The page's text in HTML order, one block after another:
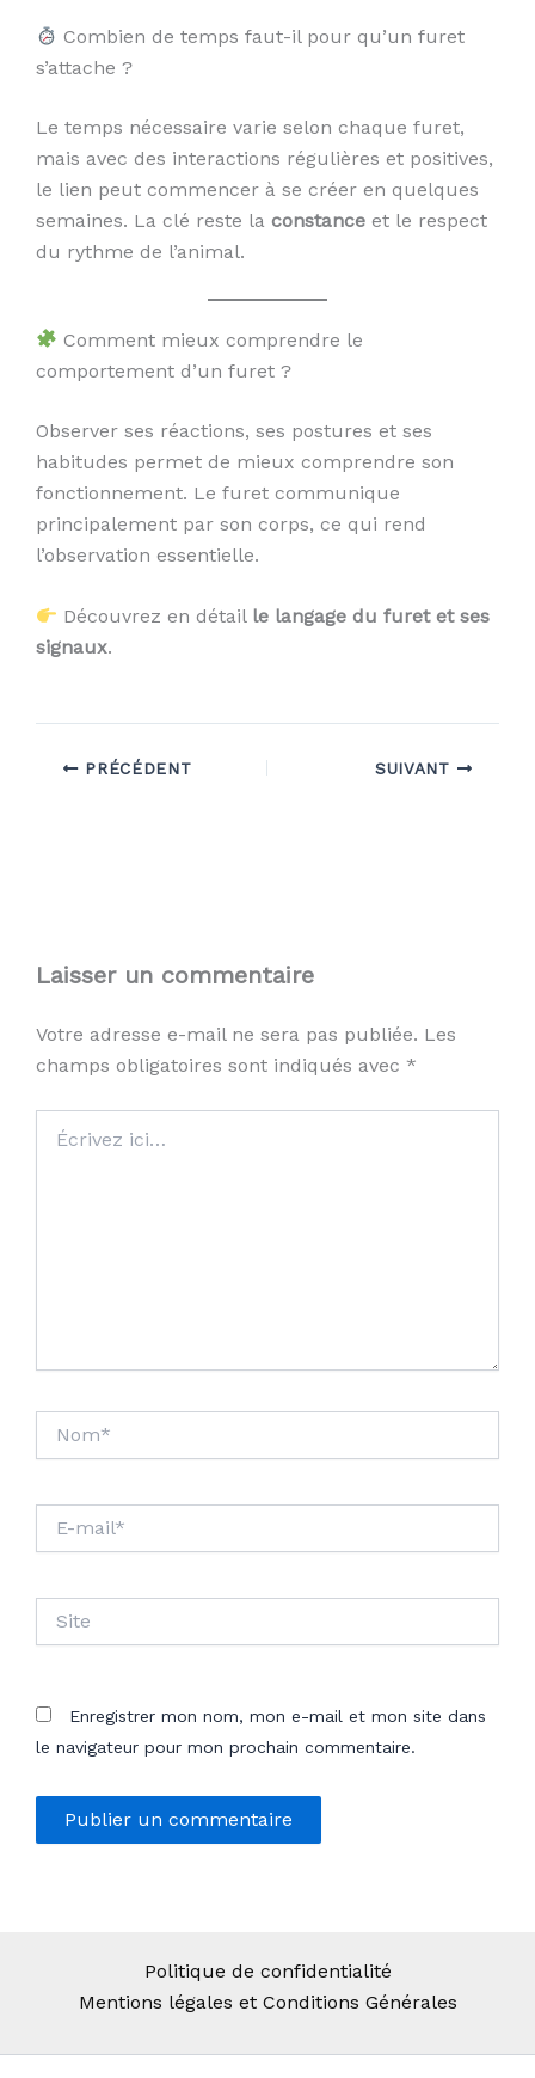
Combien de temps faut-il pour qu’un furet
s’attache ?
Le temps nécessaire varie selon chaque furet,
mais avec des interactions régulières et positives,
le lien peut commencer à se créer en quelques
semaines. La clé reste la constance et le respect
du rythme de l’animal.
Comment mieux comprendre le
comportement d’un furet ?
Observer ses réactions, ses postures et ses
habitudes permet de mieux comprendre son
fonctionnement. Le furet communique
principalement par son corps, ce qui rend
l’observation essentielle.
Découvrez en détail le langage du furet et ses
signaux.
PRÉCÉDENT SUIVANT
Laisser un commentaire
Votre adresse e-mail ne sera pas publiée. Les
champs obligatoires sont indiqués avec *
ici…
mail*
Enregistrer mon nom, mon e-mail et mon site dans
le navigateur pour mon prochain commentaire.
Politique de confidentialité
Mentions légales et Conditions Générales